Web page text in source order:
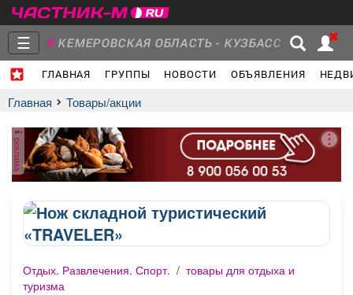
☰ КЕМЕРОВСКАЯ ОБЛАСТЬ - КУЗБАСС
ГЛАВНАЯ ГРУППЫ НОВОСТИ ОБЪЯВЛЕНИЯ
Главная
Объявления Недвижимость Услуги
Работа Транспорт Компании
Главная Товары/акции
реклама
Отдых. Развлечения. Спорт. / товары для отдыха и
туризма